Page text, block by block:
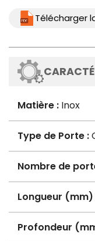
Télécharger
Matière : Inox
Type de Porte :
Nombre de
Longueur (mm)
Profondeur